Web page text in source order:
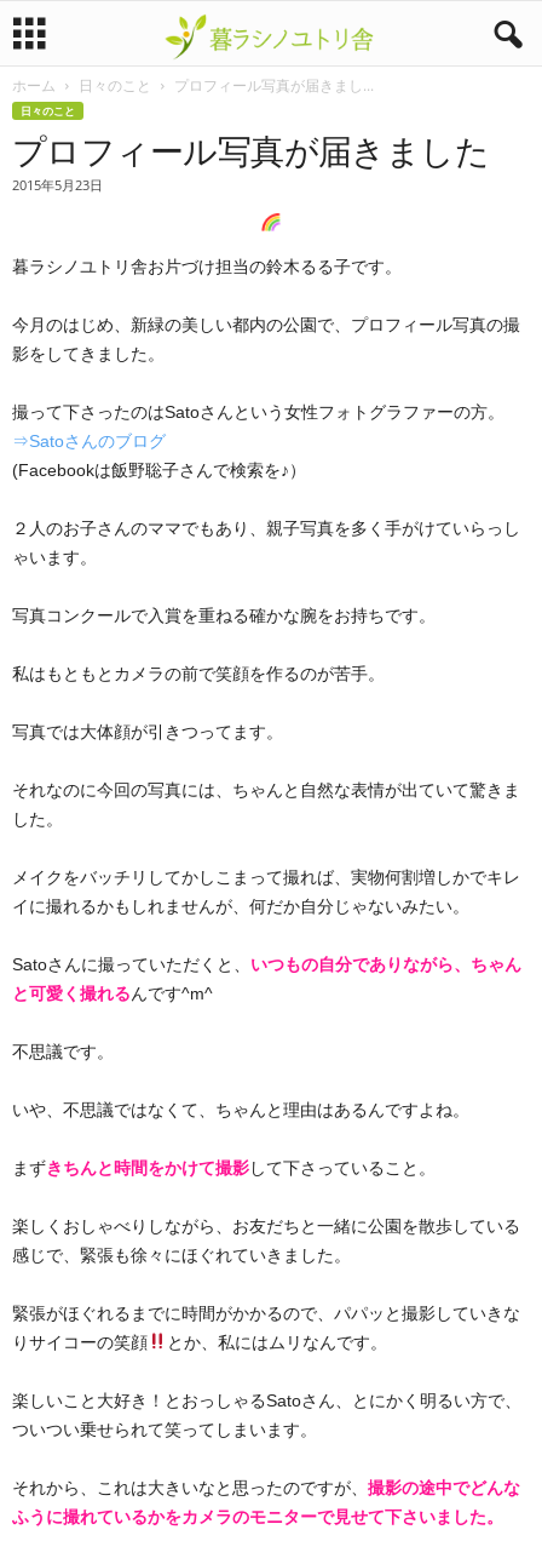
暮
ノ
ト
リ
舎
ホーム 日々のこと プロフィール写真が届きまし...
日々のこと
プロフィール写真が届きました
2015年5月23日
暮ラシノユトリ舎お片づけ担当の鈴木るる子です。
今月のはじめ、新緑の美しい都内の公園で、プロフィール写真の撮
影をしてきました。
撮って下さったのはSatoさんという女性フォトグラファーの方。
⇒Satoさんのブログ
(Facebookは飯野聡子さんで検索を♪）
２人のお子さんのママでもあり、親子写真を多く手がけていらっし
ゃいます。
写真コンクールで入賞を重ねる確かな腕をお持ちです。
私はもともとカメラの前で笑顔を作るのが苦手。
写真では大体顔が引きつってます。
それなのに今回の写真には、ちゃんと自然な表情が出ていて驚きま
した。
メイクをバッチリしてかしこまって撮れば、実物何割増しかでキレ
イに撮れるかもしれませんが、何だか自分じゃないみたい。
Satoさんに撮っていただくと、 いつもの自分でありながら、ちゃん
と可愛く撮れるんです^m^
不思議です。
いや、不思議ではなくて、ちゃんと理由はあるんですよね。
まずきちんと時間をかけて撮影して下さっていること。
楽しくおしゃべりしながら、お友だちと一緒に公園を散歩している
感じで、緊張も徐々にほぐれていきました。
緊張がほぐれるまでに時間がかかるので、パパッと撮影していきな
りサイコーの笑顔
とか、私にはムリなんです。
楽しいこと大好き！とおっしゃるSatoさん、とにかく明るい方で、
ついつい乗せられて笑ってしまいます。
それから、これは大きいなと思ったのですが、 撮影の途中でどんな
ふうに撮れているかをカメラのモニターで見せて下さいました。